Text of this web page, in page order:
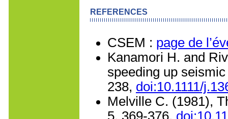
REFERENCES
CSEM : page de
Kanamori H. and
speeding up
238, doi:10.1111/
Melville C. (1981),
5, 369-376,